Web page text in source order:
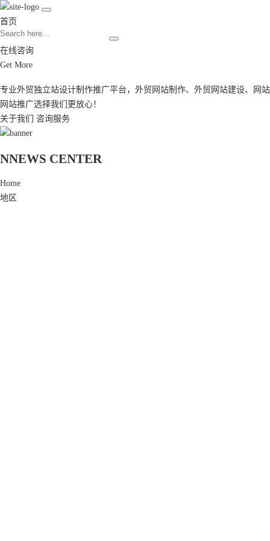
首页
在线咨询
Get More
专业外贸独立站设计制作推广平台， 外贸网站制作、 外贸网站建设、
网站
网站推广选择我们更放心！
关于我们
咨询服务
NNEWS CENTER
Home
地区